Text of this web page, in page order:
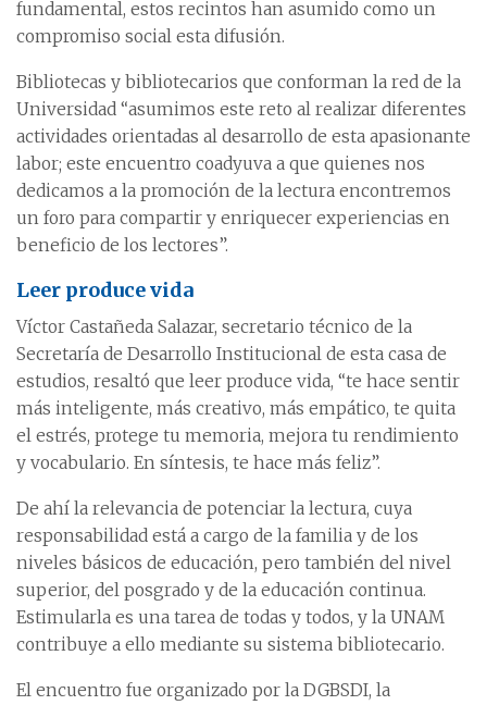
fundamental, estos recintos han asumido como un
compromiso social esta difusión.
Bibliotecas y bibliotecarios que conforman la red de la
Universidad “asumimos este reto al realizar diferentes
actividades orientadas al desarrollo de esta apasionante
labor; este encuentro coadyuva a que quienes nos
dedicamos a la promoción de la lectura encontremos
un foro para compartir y enriquecer experiencias en
beneficio de los lectores”.
Leer produce vida
Víctor Castañeda Salazar, secretario técnico de la
Secretaría de Desarrollo Institucional de esta casa de
estudios, resaltó que leer produce vida, “te hace sentir
más inteligente, más creativo, más empático, te quita
el estrés, protege tu memoria, mejora tu rendimiento
y vocabulario. En síntesis, te hace más feliz”.
De ahí la relevancia de potenciar la lectura, cuya
responsabilidad está a cargo de la familia y de los
niveles básicos de educación, pero también del nivel
superior, del posgrado y de la educación continua.
Estimularla es una tarea de todas y todos, y la UNAM
contribuye a ello mediante su sistema bibliotecario.
El encuentro fue organizado por la DGBSDI, la